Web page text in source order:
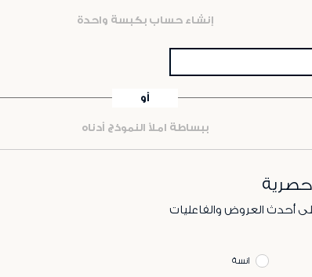
إنشاء حساب بكبسة واحدة
أو
ببساطة املأ النموذج أدناه
حصرية
أحدث العروض والفاعليات
انسة